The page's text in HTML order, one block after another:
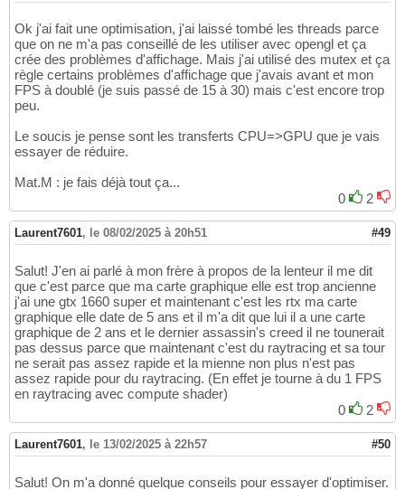
Ok j'ai fait une optimisation, j'ai laissé tombé les threads parce
que on ne m'a pas conseillé de les utiliser avec opengl et ça
crée des problèmes d'affichage. Mais j'ai utilisé des mutex et ça
règle certains problèmes d'affichage que j'avais avant et mon
FPS à doublé (je suis passé de 15 à 30) mais c'est encore trop
peu.
Le soucis je pense sont les transferts CPU=>GPU que je vais
essayer de réduire.
Mat.M : je fais déjà tout ça...
0
2
Laurent7601, le 08/02/2025 à 20h51 #49
Salut! J'en ai parlé à mon frère à propos de la lenteur il me dit
que c'est parce que ma carte graphique elle est trop ancienne
j'ai une gtx 1660 super et maintenant c'est les rtx ma carte
graphique elle date de 5 ans et il m'a dit que lui il a une carte
graphique de 2 ans et le dernier assassin's creed il ne tounerait
pas dessus parce que maintenant c'est du raytracing et sa tour
ne serait pas assez rapide et la mienne non plus n'est pas
assez rapide pour du raytracing. (En effet je tourne à du 1 FPS
en raytracing avec compute shader)
0
2
Laurent7601, le 13/02/2025 à 22h57 #50
Salut! On m'a donné quelque conseils pour essayer d'optimiser.